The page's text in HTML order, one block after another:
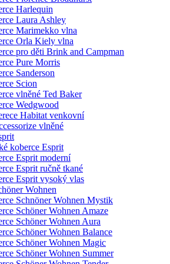
Harlequin
Laura Ashley
Marimekko vlna
Orla Kiely vlna
pro děti Brink and Campman
Pure Morris
Sanderson
Scion
vlněné Ted Baker
Wedgwood
Habitat venkovní
vlněné
koberce Esprit
Esprit moderní
Esprit ručně tkané
Esprit vysoký vlas
Wohnen
Schnöner Wohnen Mystik
Schöner Wohnen Amaze
Schöner Wohnen Aura
Schöner Wohnen Balance
Schöner Wohnen Magic
Schöner Wohnen Summer